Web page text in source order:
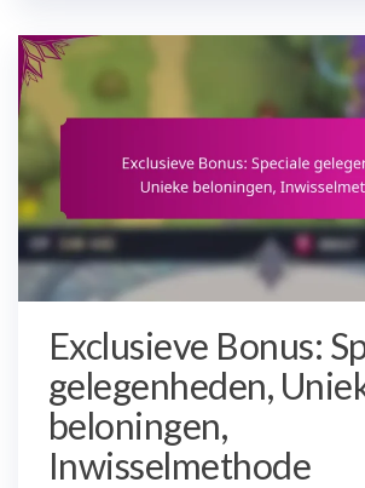
Exclusieve Bonus:
gelegenheden,
beloningen,
Inwisselmethode